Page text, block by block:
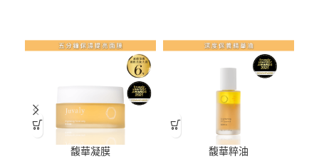
馥華凝膜 馥華粹油